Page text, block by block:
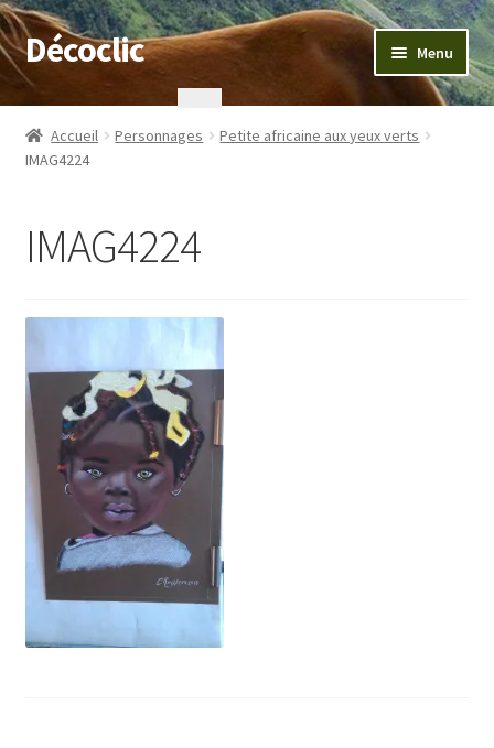
Aller
à
navigation
Aller
au
Décoclic Menu
Accueil
404 Error, content does not exist anymore
Mon compte
Panier
Tarifs
WPMS HTML Sitemap
Accueil Personnages
Petite africaine aux yeux verts
IMAG4224
IMAG4224